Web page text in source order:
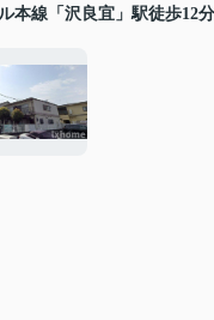
本線「沢良宜」駅徒歩12分